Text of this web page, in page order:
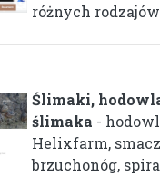
różnych
Ślimaki,
ślimaka -
Helixfarm,
brzuchonóg,